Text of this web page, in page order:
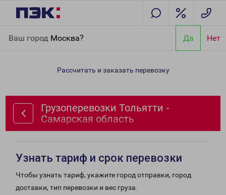
Ваш город Москва? Да Нет
область
Рассчитать и заказать перевозку
Грузоперевозки Тольятти -
Самарская область
Узнать тариф и срок перевозки
Чтобы узнать тариф, укажите город отправки, город
доставки, тип перевозки и вес груза.